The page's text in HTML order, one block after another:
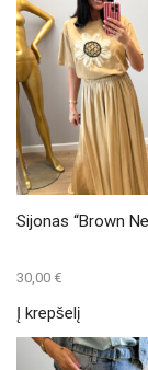
Sijonas “Brown
30,00 €
Į krepšelį